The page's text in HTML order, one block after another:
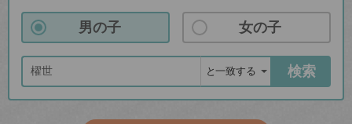
男の子 女の子
検索